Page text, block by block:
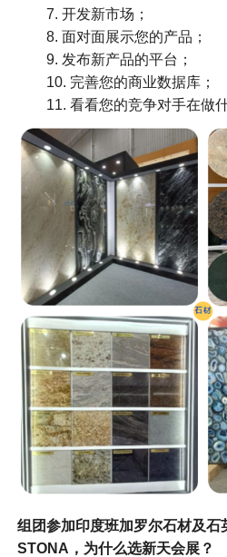
7. 开发新市场；
8. 面对面展示您的产品；
9. 发布新产品的平台；
10. 完善您的商业数据库；
11. 看看您的竞争对手在做什
组团参加印度班加罗尔石材及石
STONA，为什么选新天会展？